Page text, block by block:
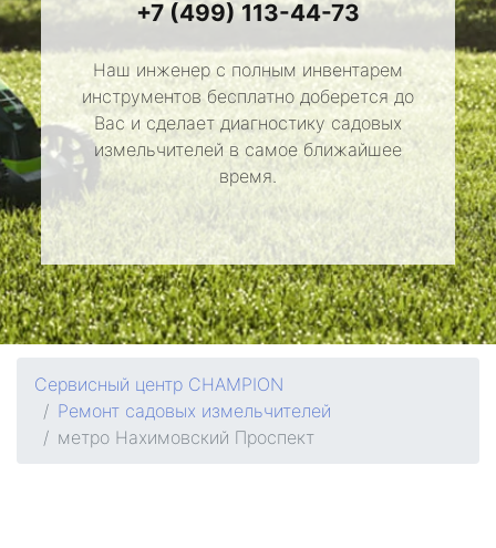
+7 (499) 113-44-73
Наш инженер с полным инвентарем
инструментов бесплатно доберется до
Вас и сделает диагностику садовых
измельчителей в самое ближайшее
время.
Сервисный центр CHAMPION
Ремонт садовых измельчителей
метро Нахимовский Проспект